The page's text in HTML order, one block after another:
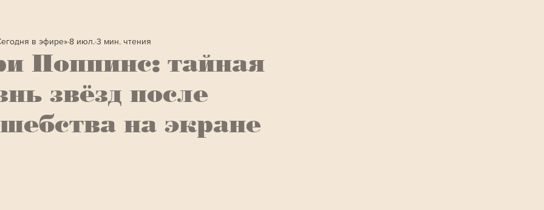
Поппинс: тайная
звёзд после
на экране
в эфире»8 июл. 3 мин. чтения